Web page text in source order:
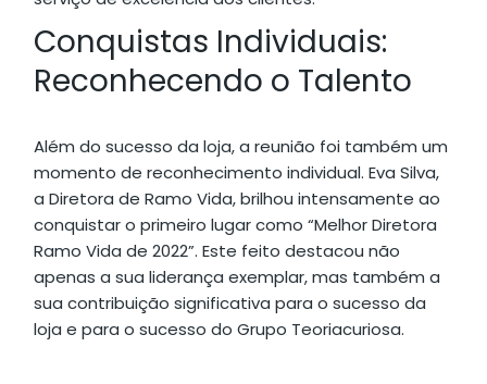
Conquistas Individuais:
Reconhecendo o Talento
Além do sucesso da loja, a reunião foi também um
momento de reconhecimento individual. Eva Silva,
a Diretora de Ramo Vida, brilhou intensamente ao
conquistar o primeiro lugar como “Melhor Diretora
Ramo Vida de 2022”. Este feito destacou não
apenas a sua liderança exemplar, mas também a
sua contribuição significativa para o sucesso da
loja e para o sucesso do Grupo Teoriacuriosa.